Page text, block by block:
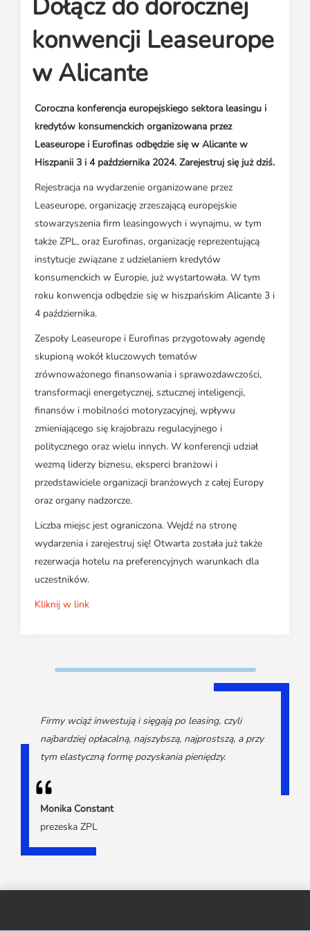
Partnerzy ZPL
Subskrybuj Leaseletter
Materiały do pobrania
Kontakt dla mediów
Klauzule informacyjne
Dołącz do dorocznej
konwencji Leaseurope
w Alicante
Coroczna konferencja europejskiego sektora leasingu i
kredytów konsumenckich organizowana przez
Leaseurope i Eurofinas odbędzie się w Alicante w
Hiszpanii 3 i 4 października 2024. Zarejestruj się już dziś.
Rejestracja na wydarzenie organizowane przez
Leaseurope, organizację zrzeszającą europejskie
stowarzyszenia firm leasingowych i wynajmu, w tym
także ZPL, oraz Eurofinas, organizację reprezentującą
instytucje związane z udzielaniem kredytów
konsumenckich w Europie, już wystartowała. W tym
roku konwencja odbędzie się w hiszpańskim Alicante 3 i
4 października.
Zespoły Leaseurope i Eurofinas przygotowały agendę
skupioną wokół kluczowych tematów
zrównoważonego finansowania i sprawozdawczości,
transformacji energetycznej, sztucznej inteligencji,
finansów i mobilności motoryzacyjnej, wpływu
zmieniającego się krajobrazu regulacyjnego i
politycznego oraz wielu innych. W konferencji udział
wezmą liderzy biznesu, eksperci branżowi i
przedstawiciele organizacji branżowych z całej Europy
oraz organy nadzorcze.
Liczba miejsc jest ograniczona. Wejdź na stronę
wydarzenia i zarejestruj się! Otwarta została już także
rezerwacja hotelu na preferencyjnych warunkach dla
uczestników.
Kliknij w link
Firmy wciąż inwestują i sięgają po leasing, czyli
najbardziej opłacalną, najszybszą, najprostszą, a przy
tym elastyczną formę pozyskania pieniędzy.
Monika Constant
prezeska ZPL